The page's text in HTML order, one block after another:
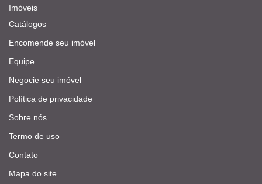
Imóveis
Catálogos
Encomende seu imóvel
Equipe
Negocie seu imóvel
Política de privacidade
Sobre nós
Termo de uso
Contato
Mapa do site